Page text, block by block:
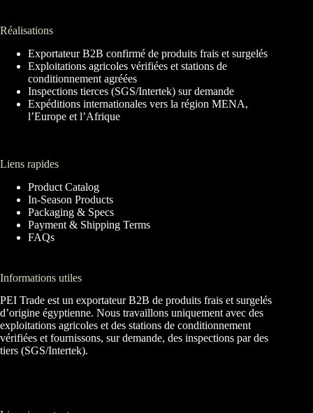
Réalisations
Exportateur B2B confirmé de produits frais et surgelés
Exploitations agricoles vérifiées et stations de
conditionnement agréées
Inspections tierces (SGS/Intertek) sur demande
Expéditions internationales vers la région MENA,
l’Europe et l’Afrique
Liens rapides
Product Catalog
In-Season Products
Packaging & Specs
Payment & Shipping Terms
FAQs
Informations utiles
PEI Trade est un exportateur B2B de produits frais et surgelés
d’origine égyptienne. Nous travaillons uniquement avec des
exploitations agricoles et des stations de conditionnement
vérifiées et fournissons, sur demande, des inspections par des
tiers (SGS/Intertek).